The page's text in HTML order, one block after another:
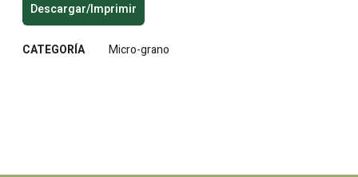
Descargar/Imprimir
CATEGORÍA Micro-grano